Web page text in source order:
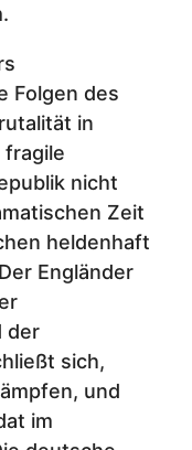
Folgen des
in
fragile
nicht
Zeit
heldenhaft
Engländer
der
sich,
und
im